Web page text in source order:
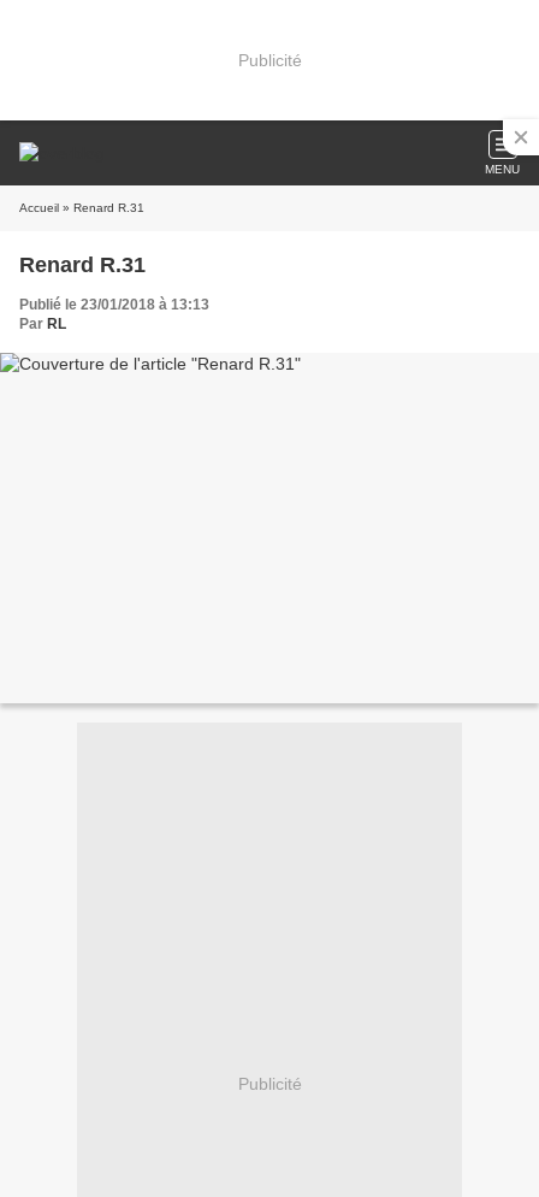
Publicité
MENU
Accueil » Renard R.31
Renard R.31
Publié le 23/01/2018 à 13:13
Par RL
Publicité